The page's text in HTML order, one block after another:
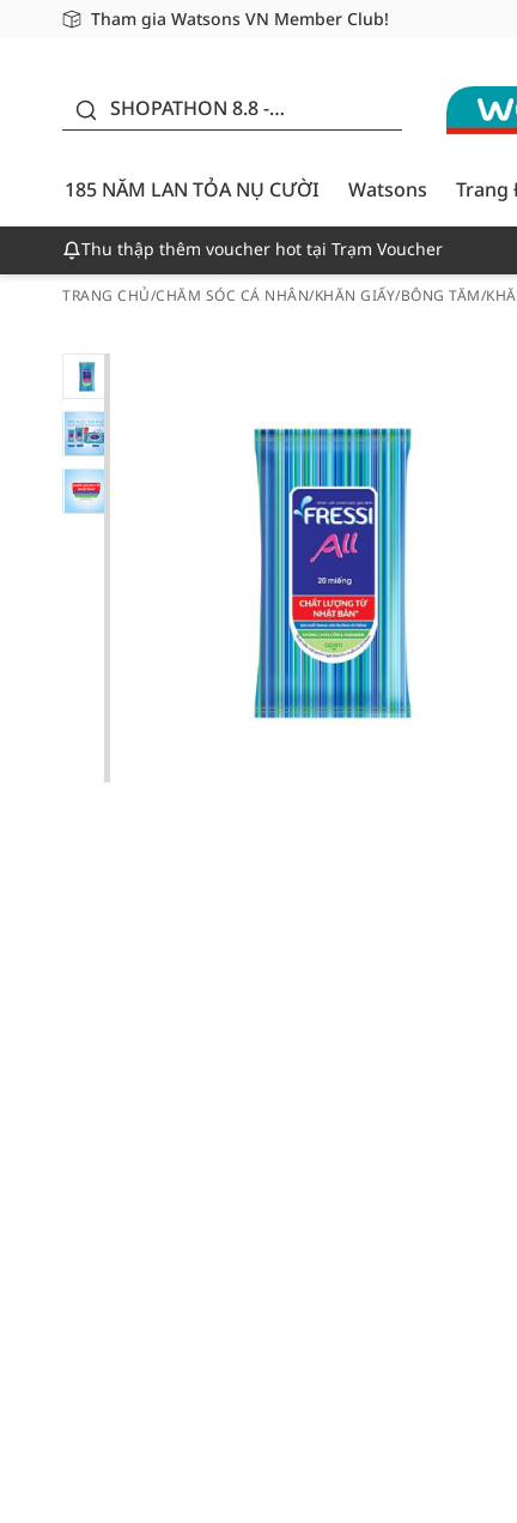
Tham gia Watsons VN Member Club!
Miễn phí giao hàng cho đơn hàng từ 249,000Đ
Giao hàng nhanh 24h - Áp dụng khu vực TP. Hồ Chí
SHOPATHON 8.8 -
CƯỜI - GIẢM ĐẾN
50%
185 NĂM LAN TỎA NỤ CƯỜI
Watsons Trang
Thu thập thêm voucher hot tại Trạm Voucher
TRANG CHỦ/CHĂM SÓC CÁ NHÂN/KHĂN GIẤY/BÔNG TĂM/